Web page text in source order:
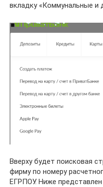
вкладку «Коммунальные и
Вверху будет поисковая
фирму по номеру
ЕГРПОУ. Ниже